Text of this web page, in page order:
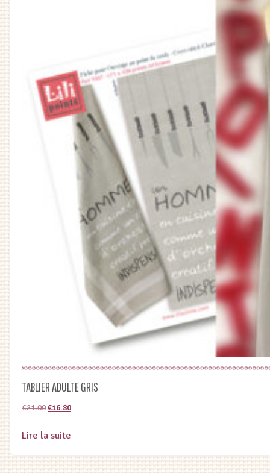
TABLIER ADULTE GRIS
€21.00Le
initial
€21.00.
€16.80Le
€16.80.
Lire la suite